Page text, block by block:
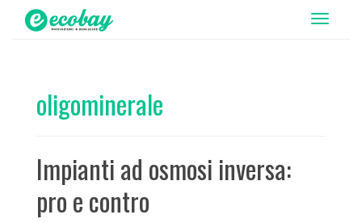
T
oligominerale
Impianti ad osmosi inversa:
pro e contro